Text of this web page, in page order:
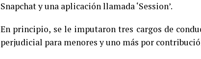
Snapchat y una aplicación llamada ‘Session’.
En principio, se le imputaron tres cargos de
perjudicial para menores y uno más por